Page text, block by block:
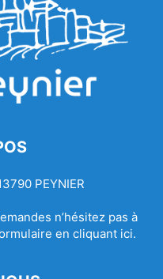
PEYNIER
n’hésitez pas à
en cliquant ici.